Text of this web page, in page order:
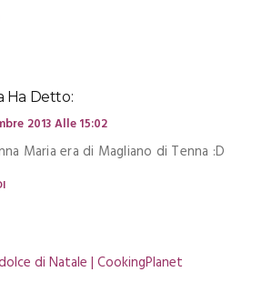
Ha Detto:
2013 Alle 15:02
Maria era di Magliano di Tenna :D
di Natale | CookingPlanet